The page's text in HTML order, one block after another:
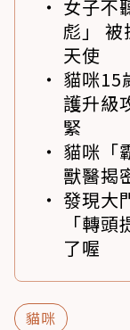
女子不
彪」 被
天使
貓咪15
護升級
緊
貓咪「
獸醫揭
發現大
「轉
了喔
貓咪